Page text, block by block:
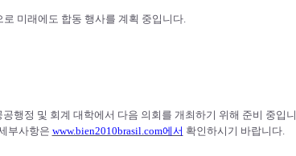
미래에도 합동 행사를 계획 중입니다.
행정 및 회계 대학에서 다음 의회를 개최하기 위해 준비 중입니
부사항은 www.bien2010brasil.com에서 확인하시기 바랍니다.